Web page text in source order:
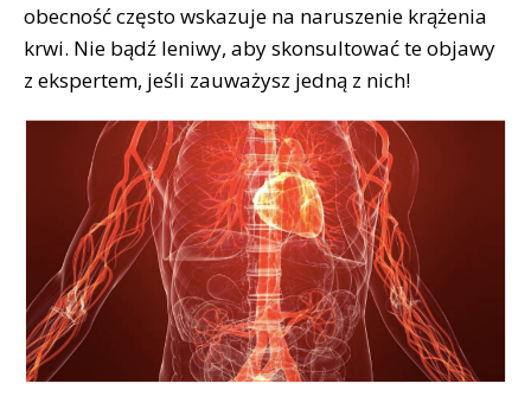
obecność często wskazuje na naruszenie krążenia
krwi. Nie bądź leniwy, aby skonsultować te objawy
z ekspertem, jeśli zauważysz jedną z nich!